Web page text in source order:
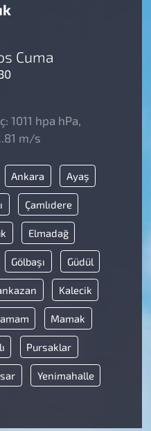
Cuma
1011 hpa hPa,
m/s
Ankara Ayaş
Çamlıdere
Elmadağ
Gölbaşı Güdül
Kalecik
Mamak
Pursaklar
Yenimahalle